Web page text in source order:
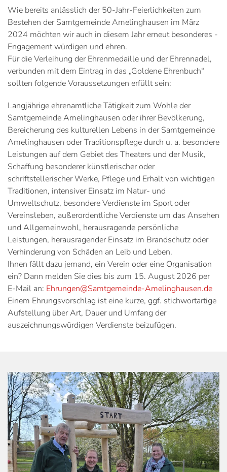
Wie bereits anlässlich der 50-Jahr-Feierlichkeiten zum
Bestehen der Samtgemeinde Amelinghausen im März
2024 möchten wir auch in diesem Jahr erneut besonderes ­
Engagement würdigen und ehren.
Für die Verleihung der Ehrenmedaille und der Ehrennadel,
verbunden mit dem Eintrag in das „Goldene Ehrenbuch“
sollten folgende Voraussetzungen erfüllt sein:
Langjährige ehrenamtliche Tätigkeit zum Wohle der
Samtgemeinde Amelinghausen oder ihrer Bevölkerung,
Bereicherung des kulturellen Lebens in der Samtgemeinde
Amelinghausen oder Traditionspflege durch u. a. besondere
Leistungen auf dem Gebiet des Theaters und der Musik,
Schaffung besonderer künstlerischer oder
schriftstellerischer Werke, Pflege und Erhalt von wichtigen
Traditionen, intensiver Einsatz im Natur- und
Umweltschutz, besondere Verdienste im Sport oder
Vereinsleben, außerordentliche Verdienste um das Ansehen
und Allgemeinwohl, herausragende persönliche
Leistungen, herausragender Einsatz im Brandschutz oder
Verhinderung von Schäden an Leib und Leben.
Ihnen fällt dazu jemand, ein Verein oder eine Organisation
ein? Dann melden Sie dies bis zum 15. August 2026 per
E-Mail an: Ehrungen@Samtgemeinde-Amelinghausen.de
Einem Ehrungsvorschlag ist eine kurze, ggf. stichwortartige
Aufstellung über Art, Dauer und Umfang der
auszeichnungswürdigen Verdienste beizufügen.